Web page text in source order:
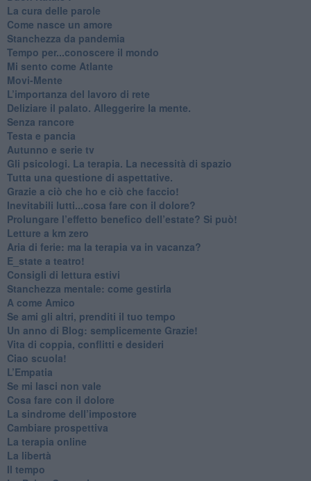
​La cura delle parole
​Come nasce un amore
Stanchezza da pandemia
​Tempo per...conoscere il mondo
​Mi sento come Atlante
​Movi-Mente
​L’importanza del lavoro di rete
​Deliziare il palato. Alleggerire la mente.
​Senza rancore
​Testa e pancia
​Autunno e serie tv
​Gli psicologi. La terapia. La necessità di spazio
​Tutta una questione di aspettative.
​Grazie a ciò che ho e ciò che faccio!
​Inevitabili lutti...cosa fare con il dolore?
Prolungare l’effetto benefico dell’estate? Si può!
​Letture a km zero
​Aria di ferie: ma la terapia va in vacanza?
​E_state a teatro!
​Consigli di lettura estivi
​Stanchezza mentale: come gestirla
​A come Amico
​Se ami gli altri, prenditi il tuo tempo
​Un anno di Blog: semplicemente Grazie!
​Vita di coppia, conflitti e desideri
​Ciao scuola!
​L’Empatia
​Se mi lasci non vale
Cosa fare con il dolore
​La sindrome dell’impostore
​Cambiare prospettiva
La terapia online
La libertà
​Il tempo